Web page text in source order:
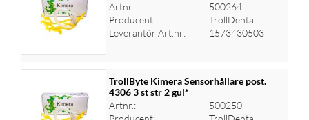
Logga in för priser
Artnr.:
500264
Producent:
TrollDental
Leverantör Art.nr:
1573430503
Logga in för priser
TrollByte Kimera Sensorhållare post.
4306 3 st str 2 gul*
Artnr.:
500250